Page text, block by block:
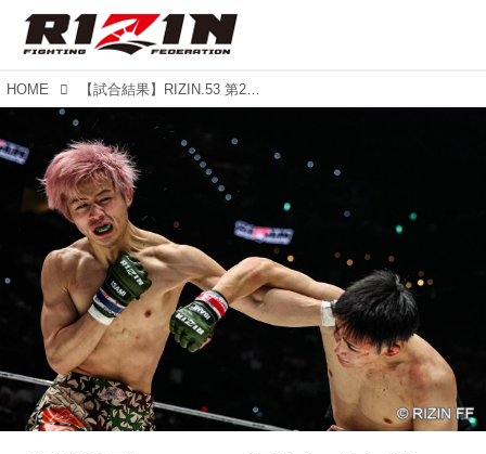
HOME 【試合結果】RIZIN.53 第2試合／飴山聖也 vs. 平本丈